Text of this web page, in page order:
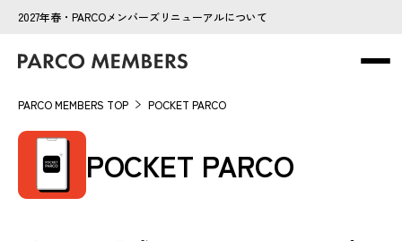
2027年春・PARCOメンバーズリニューアルについて
PARCO MEMBERS TOP POCKET PARCO
POCKET PARCO